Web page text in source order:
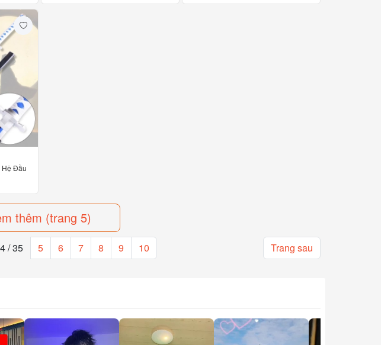
Hệ Đầu
Xem thêm (trang 5)
4 / 35(current)
5 6 7 8 9 10 Trang sau